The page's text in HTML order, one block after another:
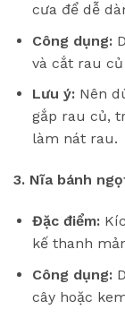
cưa để dễ
Công dụng:
và cắt rau
Lưu ý:Nên
gắp rau củ,
làm nát rau.
3. Nĩa bánh
Đặc điểm:
kế thanh
Công dụng:
cây hoặc